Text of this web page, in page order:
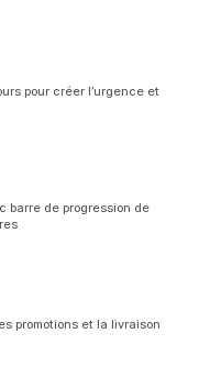
pour créer l’urgence et
barre de progression de
promotions et la livraison